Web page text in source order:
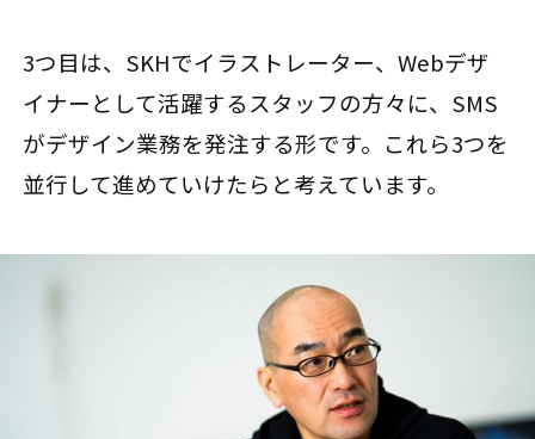
3つ目は、SKHでイラストレーター、Webデザ
イナーとして活躍するスタッフの方々に、SMS
がデザイン業務を発注する形です。これら3つを
並行して進めていけたらと考えています。